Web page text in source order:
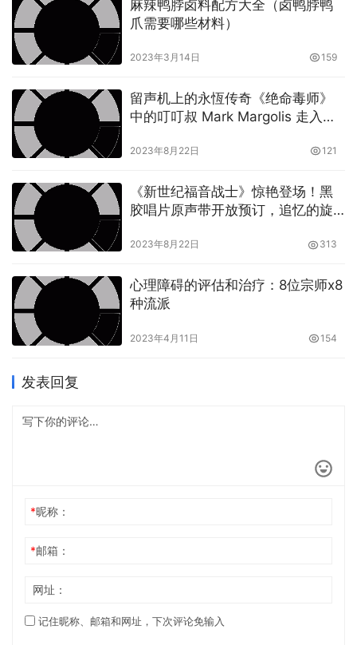
麻辣鸭脖卤料配方大全（卤鸭脖鸭
爪需要哪些材料）
2023年3月14日 159
留声机上的永恆传奇《绝命毒师》
中的叮叮叔 Mark Margolis 走入历
2023年8月22日 121
《新世纪福音战士》惊艳登场！黑
胶唱片原声带开放预订，追忆的旋
2023年8月22日 313
心理障碍的评估和治疗：8位宗师x8
种流派
2023年4月11日 154
发表回复
*昵称：
*邮箱：
网址：
记住昵称、邮箱和网址，下次评论免输入